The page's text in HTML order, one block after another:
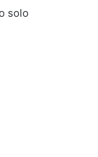
solo